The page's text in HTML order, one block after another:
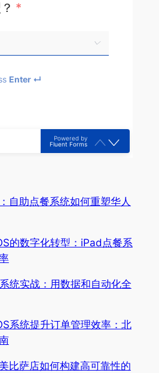
*
Enter ↵
Powered by
Fluent Forms
自助点餐系统如何重塑华人
的数字化转型：iPad点餐系
统实战：用数据和自动化全
系统提升订单管理效率：北
比萨店如何构建高可靠性的